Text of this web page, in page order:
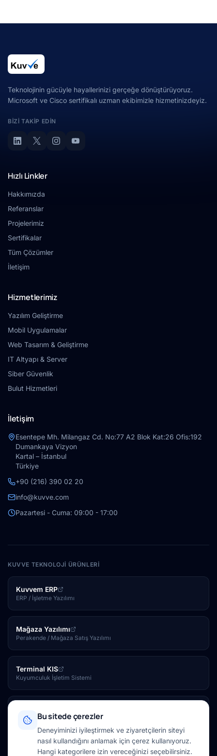
Teknolojinin gücüyle hayallerinizi gerçeğe dönüştürüyoruz.
Microsoft ve Cisco sertifikalı uzman ekibimizle hizmetinizdeyiz.
BIZI TAKIP EDIN
Hızlı Linkler
Hakkımızda
Referanslar
Projelerimiz
Sertifikalar
Tüm Çözümler
İletişim
Hizmetlerimiz
Yazılım Geliştirme
Mobil Uygulamalar
Web Tasarım & Geliştirme
IT Altyapı & Server
Siber Güvenlik
Bulut Hizmetleri
İletişim
Esentepe Mh. Milangaz Cd. No:77 A2 Blok Kat:26 Ofis:192
Dumankaya Vizyon
Kartal – İstanbul
Türkiye
+90 (216) 390 02 20
info@kuvve.com
Pazartesi - Cuma: 09:00 - 17:00
KUVVE TEKNOLOJI ÜRÜNLERI
Kuvvem ERP
ERP / İşletme Yazılımı
Mağaza Yazılımı
Perakende / Mağaza Satış Yazılımı
Terminal KIS
Kuyumculuk İşletim Sistemi
Otel / Tesis Yönetim Yazılımı
Kuvve Mağaza
Bu sitede çerezler
Deneyiminizi iyileştirmek ve ziyaretçilerin siteyi
nasıl kullandığını anlamak için çerez kullanıyoruz.
Hangi kategorilere izin vereceğinizi seçebilirsiniz.